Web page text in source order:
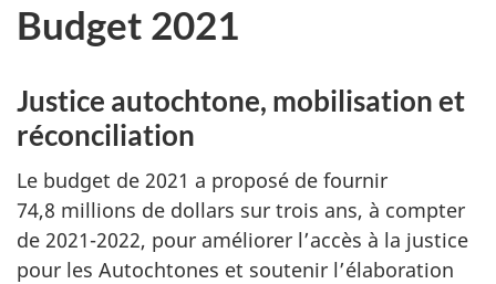
Budget 2021
Justice autochtone, mobilisation et
réconciliation
Le budget de 2021 a proposé de fournir
74,8 millions de dollars sur trois ans, à compter
de 2021-2022, pour améliorer l’accès à la justice
pour les Autochtones et soutenir l’élaboration